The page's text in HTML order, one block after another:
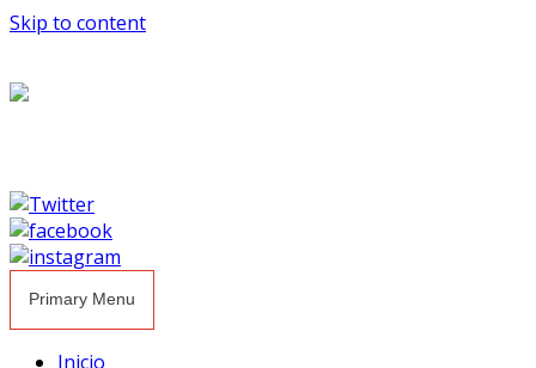
Skip to content
Primary Menu
Inicio